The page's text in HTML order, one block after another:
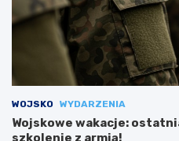
WOJSKO WYDARZENIA
Wojskowe wakacje:
szkolenie z armią!